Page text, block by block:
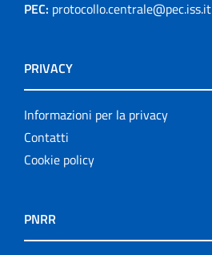
PEC: protocollo.centrale@pec.iss.it
PRIVACY
Informazioni per la privacy
Contatti
Cookie policy
PNRR